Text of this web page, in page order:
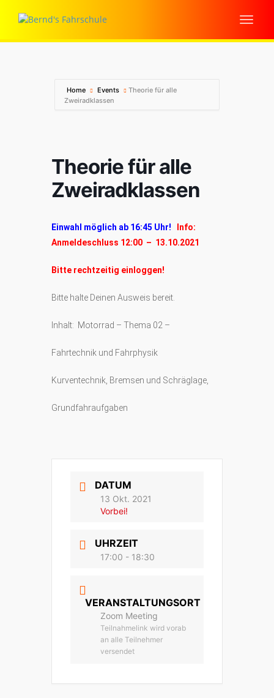
Home Events
Theorie für alle
Zweiradklassen
Theorie für alle
Zweiradklassen
Einwahl möglich ab 16:45 Uhr!
Info:
Anmeldeschluss 12:00 – 13.10.2021
Bitte rechtzeitig einloggen!
Bitte halte Deinen Ausweis bereit.
Inhalt: Motorrad – Thema 02 –
Fahrtechnik und Fahrphysik
Kurventechnik, Bremsen und Schräglage,
Grundfahraufgaben
DATUM
13 Okt. 2021
Vorbei!
UHRZEIT
17:00 - 18:30
VERANSTALTUNGSORT
Zoom Meeting
Teilnahmelink wird vorab
an alle Teilnehmer
versendet